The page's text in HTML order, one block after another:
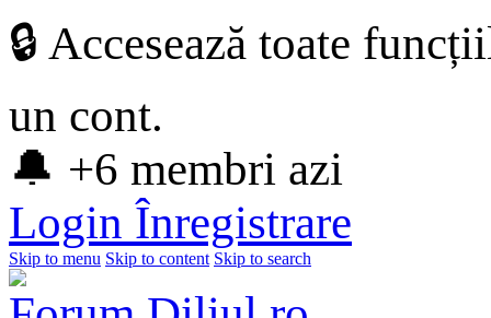
🔒 Accesează toate
un cont.
🔔 +6 membri azi
Login Înregistrare
Skip to menu Skip to content Skip to search